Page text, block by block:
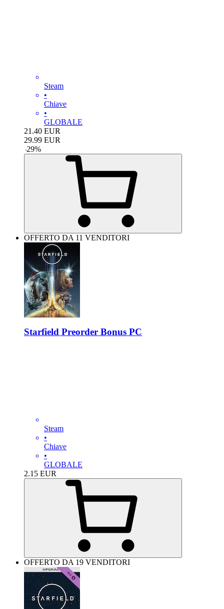
Steam
•
Chiave
•
GLOBALE
21.40 EUR
29.99 EUR
-29%
OFFERTO DA 11 VENDITORI
Starfield Preorder Bonus PC
Steam
•
Chiave
•
GLOBALE
2.15 EUR
OFFERTO DA 19 VENDITORI